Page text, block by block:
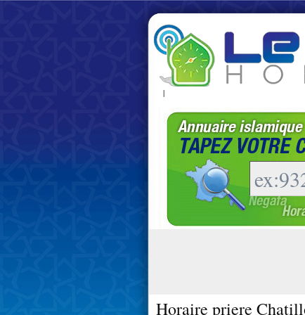
|
Horaire priere